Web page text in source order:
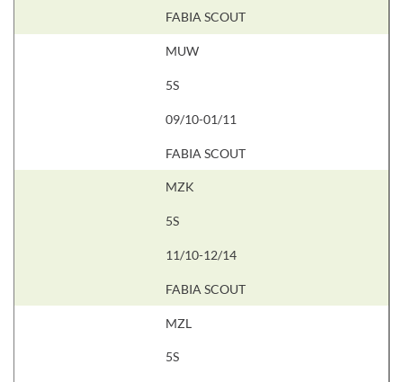
FABIA SCOUT
MUW
5S
09/10-01/11
FABIA SCOUT
MZK
5S
11/10-12/14
FABIA SCOUT
MZL
5S